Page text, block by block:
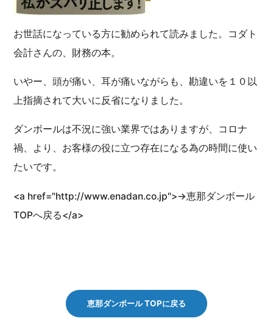
お世話になっている方に勧められて読みました。コダト
会計さんの、財務の本。
いやー、頭が痛い、耳が痛いながらも、勘違いを１０以
上指摘されて大いに反省になりました。
ダンボールは不況に強い業界ではありますが、コロナ
禍、より、お客様の役に立つ存在になる為の時間に使い
たいです。
<a href="http://www.enadan.co.jp">→恵那ダンボール
TOPへ戻る</a>
恵那ダンボール TOPに戻る